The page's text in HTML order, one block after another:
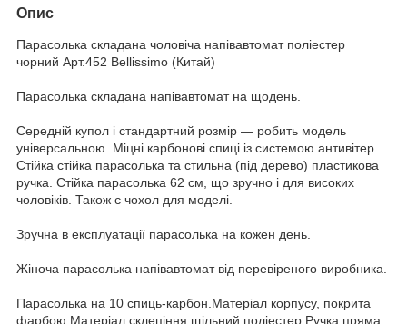
Опис
Парасолька складана чоловіча напівавтомат поліестер
чорний Арт.452 Bellissimo (Китай)
Парасолька складана напівавтомат на щодень.
Середній купол і стандартний розмір — робить модель
універсальною. Міцні карбонові спиці із системою антивітер.
Стійка стійка парасолька та стильна (під дерево) пластикова
ручка. Стійка парасолька 62 см, що зручно і для високих
чоловіків. Також є чохол для моделі.
Зручна в експлуатації парасолька на кожен день.
Жіноча парасолька напівавтомат від перевіреного виробника.
Парасолька на 10 спиць-карбон.Матеріал корпусу, покрита
фарбою.Матеріал склепіння щільний поліестер.Ручка пряма,